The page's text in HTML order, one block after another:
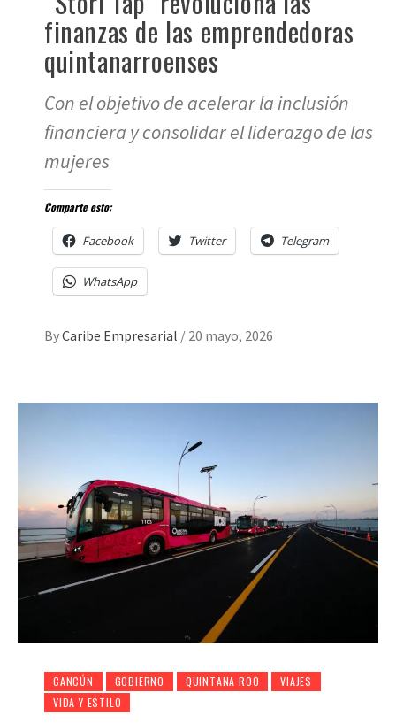
finanzas de las emprendedoras
quintanarroenses
Con el objetivo de acelerar la inclusión
financiera y consolidar el liderazgo de las
mujeres
Comparte esto:
Facebook Twitter Telegram
WhatsApp
ByCaribe Empresarial / 20 mayo, 2026
CANCÚN GOBIERNO QUINTANA ROO
VIAJES
VIDA Y ESTILO